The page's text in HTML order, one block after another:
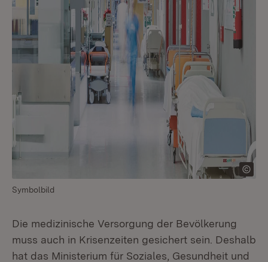
Symbolbild
Die medizinische Versorgung der Bevölkerung
muss auch in Krisenzeiten gesichert sein. Deshalb
hat das Ministerium für Soziales, Gesundheit und